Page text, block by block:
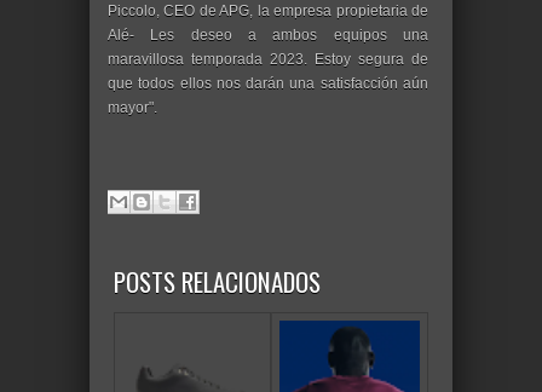
Piccolo, CEO de APG, la empresa propietaria de
Alé- Les deseo a ambos equipos una
maravillosa temporada 2023. Estoy segura de
que todos ellos nos darán una satisfacción aún
mayor".
POSTS RELACIONADOS